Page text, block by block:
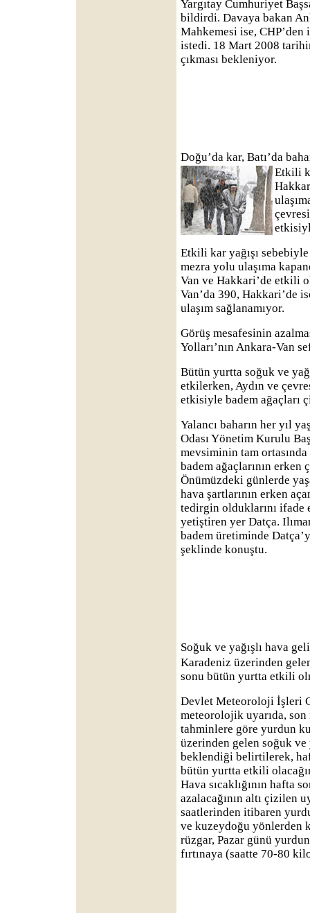
Yargıtay Cumhuriyet
bildirdi. Davaya bakan
Mahkemesi ise,
istedi. 18 Mart 2008
çıkması bekleniyor.
Doğu’da kar, Batı’da
Etkili
Etkili kar yağışı
mezra yolu ulaşıma
Van ve Hakkari’de etkili
Van’da 390, Hakkari’de
ulaşım sağlanamıyor.
Görüş mesafesinin
Yolları’nın Ankara-Van
Bütün yurtta soğuk ve
etkilerken, Aydın ve
etkisiyle badem ağaçları
Yalancı baharın her yıl
Odası Yönetim Kurulu
mevsiminin tam
badem ağaçlarının erken
Önümüzdeki günlerde
hava şartlarının erken
tedirgin olduklarını ifade
yetiştiren yer Datça.
badem üretiminde
şeklinde konuştu.
Soğuk ve yağışlı hava
Karadeniz üzerinden
sonu bütün yurtta etkili
Devlet Meteoroloji İşleri
meteorolojik uyarıda,
tahminlere göre yurdun
üzerinden gelen soğuk ve
beklendiği belirtilerek,
bütün yurtta etkili
Hava sıcaklığının hafta
azalacağının altı çizilen
saatlerinden itibaren
ve kuzeydoğu yönlerden
rüzgar, Pazar günü
fırtınaya (saatte 70-80